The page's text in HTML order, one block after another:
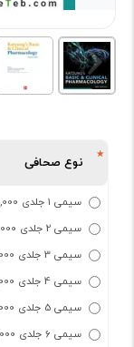
نوع صحافی
سیمی 1 جلدی 150,000 تومان
سیمی 2 جلدی 300,000 تومان
سیمی 3 جلدی 450,000 تومان
سیمی 4 جلدی 600,000 تومان
سیمی 5 جلدی 750,000 تومان
سیمی 6 جلدی 900,000 تومان